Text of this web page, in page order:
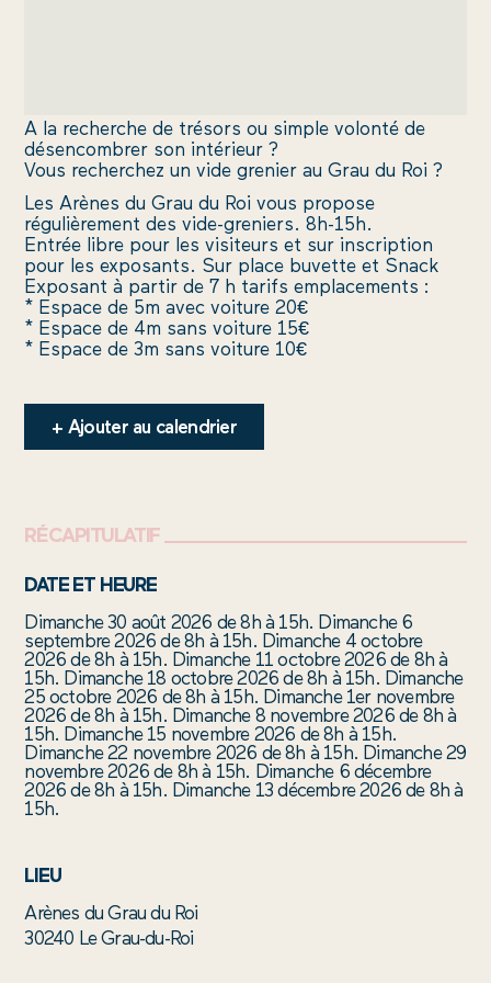
A la recherche de trésors ou simple volonté de
désencombrer son intérieur ?
Vous recherchez un vide grenier au Grau du Roi ?
Les Arènes du Grau du Roi vous propose
régulièrement des vide-greniers. 8h-15h.
Entrée libre pour les visiteurs et sur inscription
pour les exposants. Sur place buvette et Snack
Exposant à partir de 7 h tarifs emplacements :
* Espace de 5m avec voiture 20€
​* Espace de 4m sans voiture 15€
* Espace de 3m sans voiture 10€
+ Ajouter au calendrier
RÉCAPITULATIF
DATE ET HEURE
Dimanche 30 août 2026 de 8h à 15h. Dimanche 6
septembre 2026 de 8h à 15h. Dimanche 4 octobre
2026 de 8h à 15h. Dimanche 11 octobre 2026 de 8h à
15h. Dimanche 18 octobre 2026 de 8h à 15h. Dimanche
25 octobre 2026 de 8h à 15h. Dimanche 1er novembre
2026 de 8h à 15h. Dimanche 8 novembre 2026 de 8h à
15h. Dimanche 15 novembre 2026 de 8h à 15h.
Dimanche 22 novembre 2026 de 8h à 15h. Dimanche 29
novembre 2026 de 8h à 15h. Dimanche 6 décembre
2026 de 8h à 15h. Dimanche 13 décembre 2026 de 8h à
15h.
LIEU
Arènes du Grau du Roi
30240 Le Grau-du-Roi